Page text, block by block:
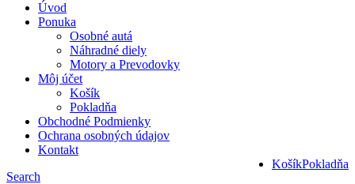
Úvod
Ponuka
Osobné autá
Náhradné diely
Motory a Prevodovky
Môj účet
Košík
Pokladňa
Obchodné Podmienky
Ochrana osobných údajov
Kontakt
KošíkPokladňa
Search